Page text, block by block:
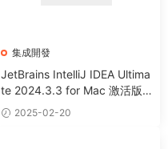
集成開發
JetBrains IntelliJ IDEA Ultima
te 2024.3.3 for Mac 激活版 J
ava語言集成開發環境 (Intel+
Apple Silicon)
2025-02-20